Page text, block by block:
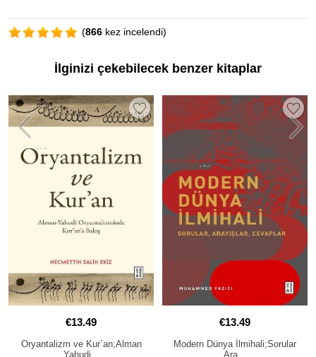
(866 kez incelendi)
İlginizi çekebilecek benzer kitaplar
ve Kur`an;Alman
Yahudi...
Modern Dünya İlmihali;Sorular